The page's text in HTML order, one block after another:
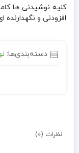
کلیه نوشیدنی ها
افزودنی و
دسته‌بندی‌ها:
نظرات (0)